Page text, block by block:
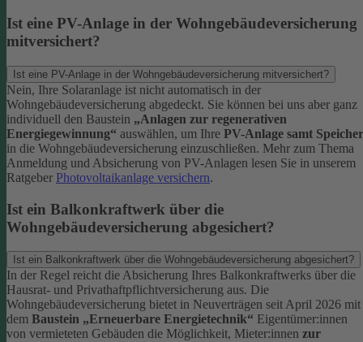
Ist eine PV-Anlage in der Wohngebäudeversicherung
mitversichert?
Ist eine PV-Anlage in der Wohngebäudeversicherung mitversichert?
Nein, Ihre Solaranlage ist nicht automatisch in der
Wohngebäudeversicherung abgedeckt. Sie können bei uns aber ganz
individuell den Baustein „Anlagen zur regenerativen
Energiegewinnung“ auswählen, um Ihre PV-Anlage samt Speicher
in die Wohngebäudeversicherung einzuschließen. Mehr zum Thema
Anmeldung und Absicherung von PV-Anlagen lesen Sie in unserem
Ratgeber Photovoltaikanlage versichern.
Ist ein Balkonkraftwerk über die
Wohngebäudeversicherung abgesichert?
Ist ein Balkonkraftwerk über die Wohngebäudeversicherung abgesichert?
In der Regel reicht die Absicherung Ihres Balkonkraftwerks über die
Hausrat- und Privathaftpflichtversicherung aus. Die
Wohngebäudeversicherung bietet in Neuverträgen seit April 2026 mit
dem Baustein „Erneuerbare Energietechnik“ Eigentümer:innen
von vermieteten Gebäuden die Möglichkeit, Mieter:innen zur